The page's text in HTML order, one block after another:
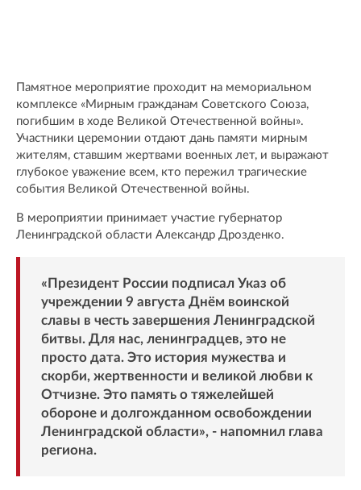
Памятное мероприятие проходит на мемориальном
комплексе «Мирным гражданам Советского Союза,
погибшим в ходе Великой Отечественной войны».
Участники церемонии отдают дань памяти мирным
жителям, ставшим жертвами военных лет, и выражают
глубокое уважение всем, кто пережил трагические
события Великой Отечественной войны.
В мероприятии принимает участие губернатор
Ленинградской области Александр Дрозденко.
«Президент России подписал Указ об
учреждении 9 августа Днём воинской
славы в честь завершения Ленинградской
битвы. Для нас, ленинградцев, это не
просто дата. Это история мужества и
скорби, жертвенности и великой любви к
Отчизне. Это память о тяжелейшей
обороне и долгожданном освобождении
Ленинградской области», - напомнил глава
региона.